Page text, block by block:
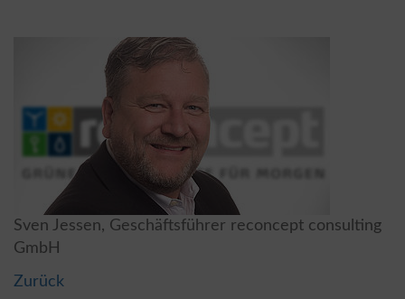
Sven Jessen, Geschäftsführer reconcept consulting
GmbH
Zurück